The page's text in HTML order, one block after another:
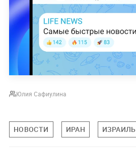
Юлия Сафиулина
НОВОСТИ ИРАН ИЗРАИЛЬ